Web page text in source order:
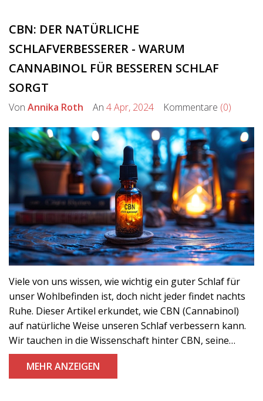
CBN: DER NATÜRLICHE
SCHLAFVERBESSERER - WARUM
CANNABINOL FÜR BESSEREN SCHLAF
SORGT
Von Annika Roth An 4 Apr, 2024 Kommentare (0)
Viele von uns wissen, wie wichtig ein guter Schlaf für
unser Wohlbefinden ist, doch nicht jeder findet nachts
Ruhe. Dieser Artikel erkundet, wie CBN (Cannabinol)
auf natürliche Weise unseren Schlaf verbessern kann.
Wir tauchen in die Wissenschaft hinter CBN, seine
Vorteile für die Schlafqualität und die Unterschiede zu
anderen Cannabinoiden ein. Zudem erhalten Leser
MEHR ANZEIGEN